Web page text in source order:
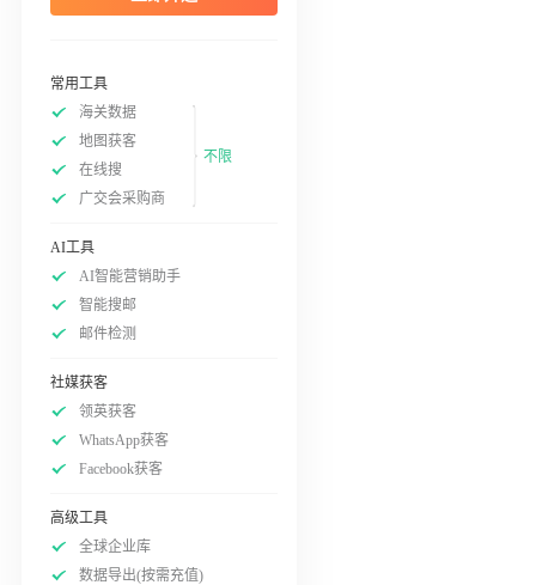
常用工具
海关数据
地图获客
在线搜
广交会采购商
不限
AI工具
AI智能营销助手
智能搜邮
邮件检测
社媒获客
领英获客
WhatsApp获客
Facebook获客
高级工具
全球企业库
数据导出(按需充值)